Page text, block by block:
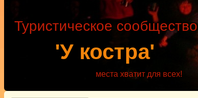
'У костра'
Туристическое сообщество
места хватит для всех!